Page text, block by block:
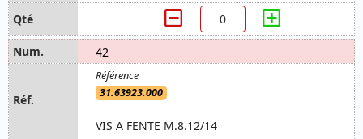
42
31.63923.000
VIS A FENTE M.8.12/14